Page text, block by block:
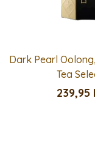
Dark Pearl
Tea
239,95